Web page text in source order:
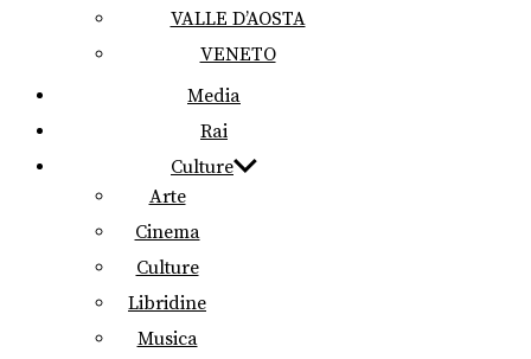
VALLE D’AOSTA
VENETO
Media
Rai
Culture
Arte
Cinema
Culture
Libridine
Musica